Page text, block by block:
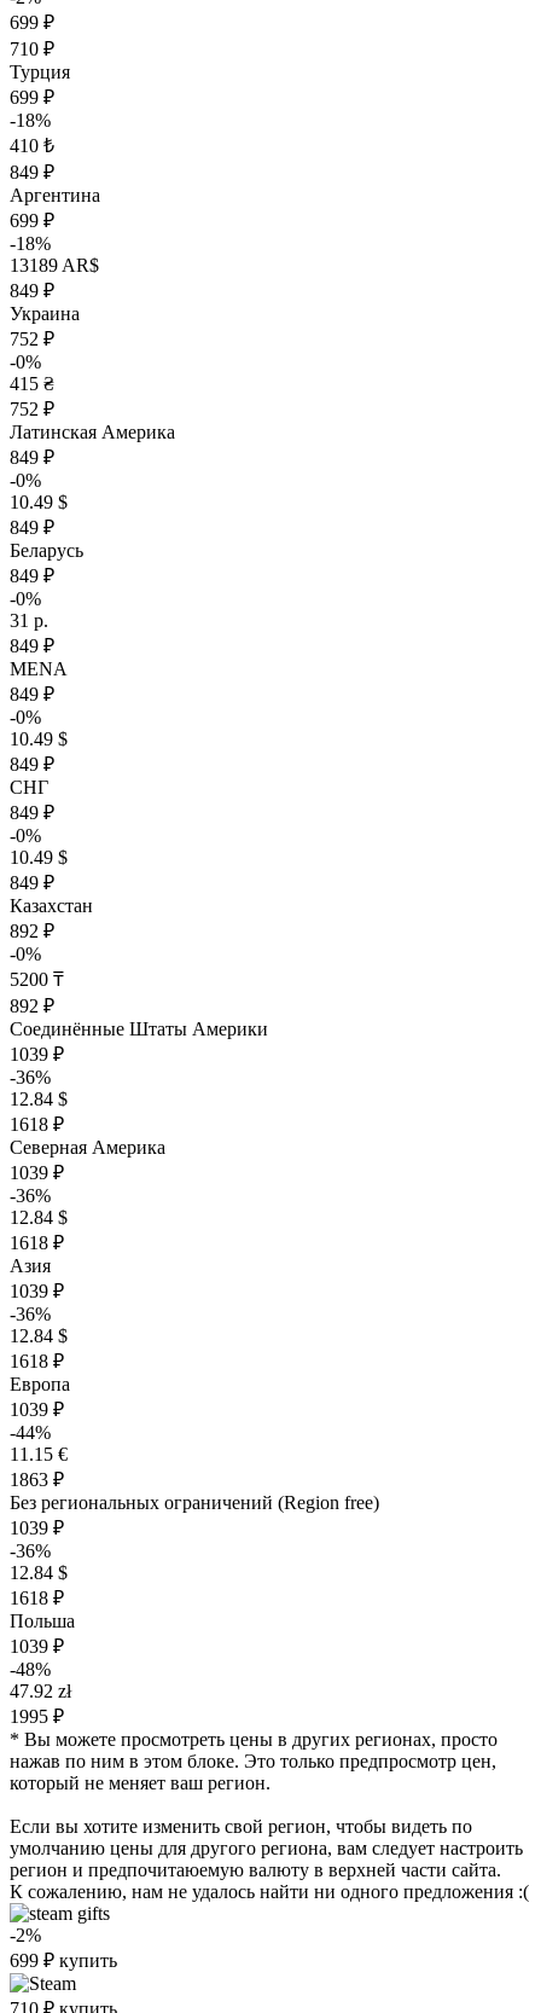
699 ₽
710 ₽
Турция
699 ₽
-18%
410 ₺
849 ₽
Аргентина
699 ₽
-18%
13189 AR$
849 ₽
Украина
752 ₽
-0%
415 ₴
752 ₽
Латинская Америка
849 ₽
-0%
10.49 $
849 ₽
Беларусь
849 ₽
-0%
31 р.
849 ₽
MENA
849 ₽
-0%
10.49 $
849 ₽
СНГ
849 ₽
-0%
10.49 $
849 ₽
Казахстан
892 ₽
-0%
5200 ₸
892 ₽
Соединённые Штаты Америки
1039 ₽
-36%
12.84 $
1618 ₽
Северная Америка
1039 ₽
-36%
12.84 $
1618 ₽
Азия
1039 ₽
-36%
12.84 $
1618 ₽
Европа
1039 ₽
-44%
11.15 €
1863 ₽
Без региональных ограничений (Region free)
1039 ₽
-36%
12.84 $
1618 ₽
Польша
1039 ₽
-48%
47.92 zł
1995 ₽
* Вы можете просмотреть цены в других регионах, просто
нажав по ним в этом блоке. Это только предпросмотр цен,
который не меняет ваш регион.
Если вы хотите изменить свой регион, чтобы видеть по
умолчанию цены для другого региона, вам следует настроить
регион и предпочитаюемую валюту в верхней части сайта.
К сожалению, нам не удалось найти ни одного предложения :(
-2%
699 ₽ купить
710 ₽ купить